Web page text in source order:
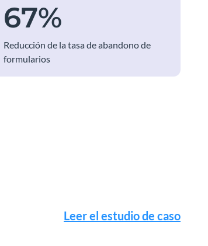
67%
Reducción de la tasa de abandono de
formularios
Leer el estudio de caso